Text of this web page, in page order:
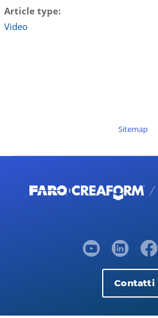
Article type
Video
Sitemap
Contatti